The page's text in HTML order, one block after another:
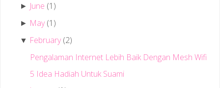
► June (1)
► May (1)
▼ February (2)
Pengalaman Internet Lebih Baik Dengan Mesh Wifi
5 Idea Hadiah Untuk Suami